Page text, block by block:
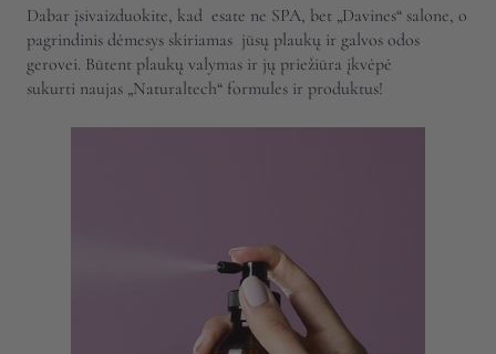
Dabar įsivaizduokite, kad esate ne SPA, bet „Davines“ salone, o
pagrindinis dėmesys skiriamas jūsų plaukų ir galvos odos
gerovei. Būtent plaukų valymas ir jų priežiūra įkvėpė
sukurti naujas „Naturaltech“ formules ir produktus!